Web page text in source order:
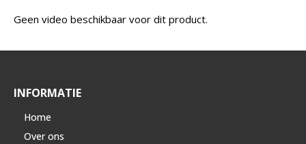
Geen video beschikbaar voor dit product.
INFORMATIE
Home
Over ons